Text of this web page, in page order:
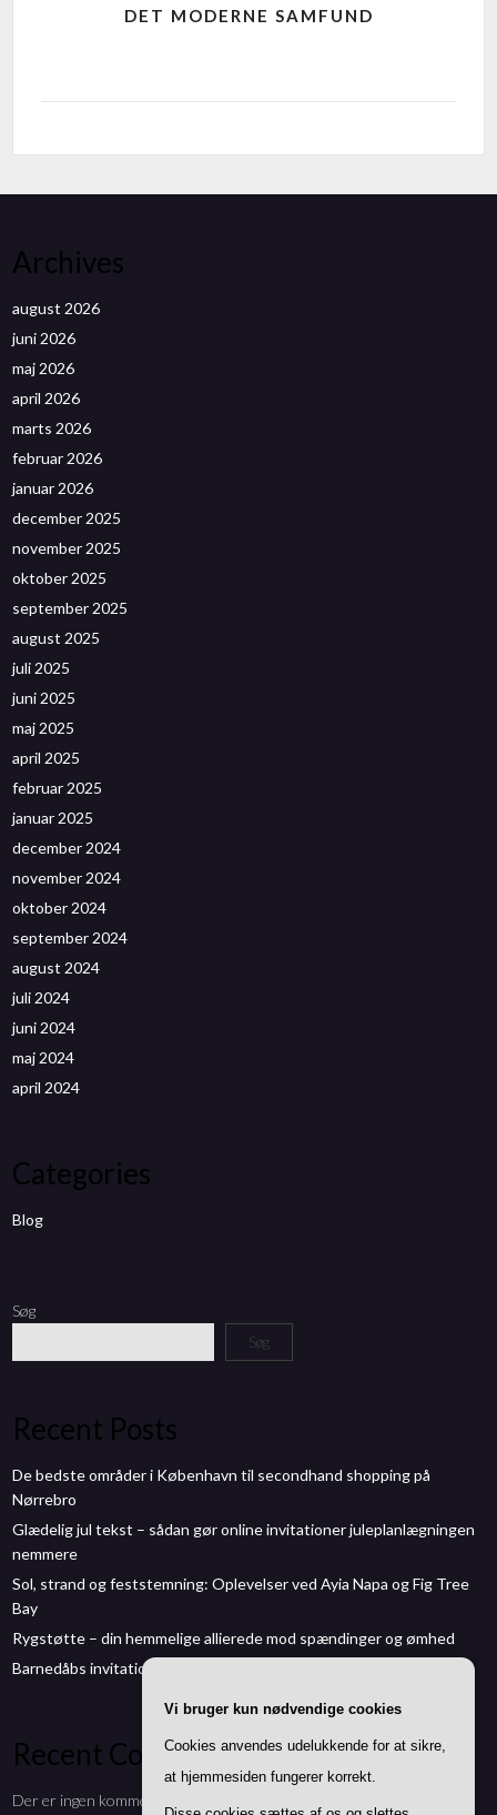
DET MODERNE SAMFUND
Archives
august 2026
juni 2026
maj 2026
april 2026
marts 2026
februar 2026
januar 2026
december 2025
november 2025
oktober 2025
september 2025
august 2025
juli 2025
juni 2025
maj 2025
april 2025
februar 2025
januar 2025
december 2024
november 2024
oktober 2024
september 2024
august 2024
juli 2024
juni 2024
maj 2024
april 2024
Categories
Blog
Søg
Søg
Recent Posts
De bedste områder i København til secondhand shopping på
Nørrebro
Glædelig jul tekst – sådan gør online invitationer juleplanlægningen
nemmere
Sol, strand og feststemning: Oplevelser ved Ayia Napa og Fig Tree
Bay
Rygstøtte – din hemmelige allierede mod spændinger og ømhed
Barnedåbs invitationer: Sådan laver du smukke invitationer online
Recent Comments
Der er ingen kommentarer at vise.
Vi bruger kun nødvendige cookies
Cookies anvendes udelukkende for at sikre,
at hjemmesiden fungerer korrekt.